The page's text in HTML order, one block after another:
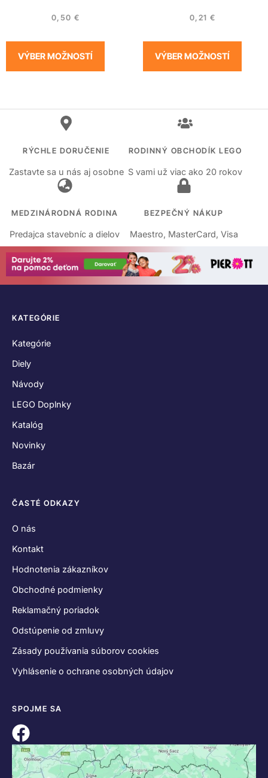
0,50 €
VÝBER MOŽNOSTÍ
0,21 €
VÝBER MOŽNOSTÍ
RÝCHLE DORUČENIE
Zastavte sa u nás aj osobne
RODINNÝ OBCHODÍK LEGO
S vami už viac ako 20 rokov
MEDZINÁRODNÁ RODINA
Predajca stavebníc a dielov
BEZPEČNÝ NÁKUP
Maestro, MasterCard, Visa
KATEGÓRIE
Kategórie
Diely
Návody
LEGO Doplnky
Katalóg
Novinky
Bazár
ČASTÉ ODKAZY
O nás
Kontakt
Hodnotenia zákazníkov
Obchodné podmienky
Reklamačný poriadok
Odstúpenie od zmluvy
Zásady používania súborov cookies
Vyhlásenie o ochrane osobných údajov
SPOJME SA